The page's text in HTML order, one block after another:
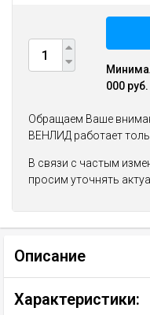
000 руб.
Обращаем Ваше
ВЕНЛИД работает
В связи с частым
просим уточнять
Описание
Характеристики: